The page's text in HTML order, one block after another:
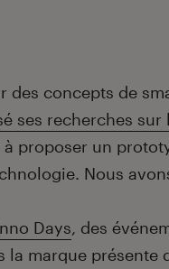
des concepts de
ses recherches sur
proposer un
Nous
Days, des
marque présente